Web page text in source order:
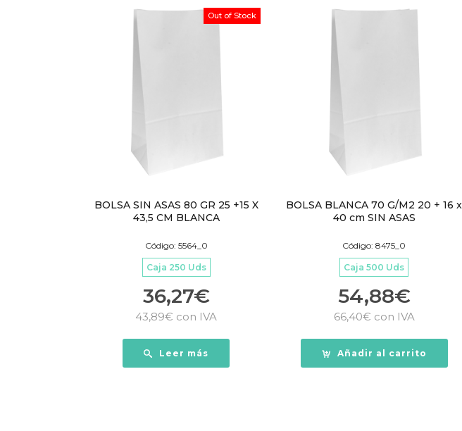
BOLSA SIN ASAS 80 GR 25 +15 X
43,5 CM BLANCA
Out of Stock
Código: 5564_0
Caja 250 Uds
36,27€
43,89€ con IVA
Leer más
BOLSA BLANCA 70 G/M2 20 + 16 x
40 cm SIN ASAS
Código: 8475_0
Caja 500 Uds
54,88€
66,40€ con IVA
Añadir al carrito